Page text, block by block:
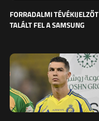
FORRADALMI TÉVÉKIJELZŐT
TALÁLT FEL A SAMSUNG